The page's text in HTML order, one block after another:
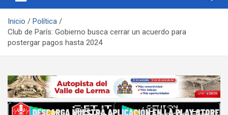
Inicio
Política
Club de París: Gobierno busca cerrar un acuerdo para
postergar pagos hasta 2024